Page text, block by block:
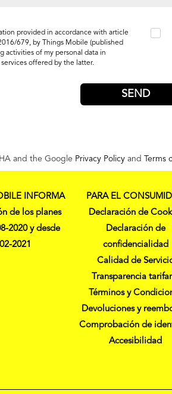
provided in accordance with article
679, by Things Mobile (published
activities of my personal data in
offered by the latter.
and the Google Privacy Policy and Terms
INFORMA
de los planes
2020 y desde
2021
PARA EL
Declaración de
Declaración de
confidencialidad
Calidad de
Transparencia
Términos y
Devoluciones y
Comprobación de
Accesibilidad